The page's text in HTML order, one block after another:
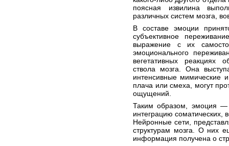
поясная извилина
различных систем мозга,
В составе эмоции
субъективное
выражение с их
эмоционального
вегетативных реакциях
ствола мозга. Она
интенсивные мимические
плача или смеха, могут
ощущений.
Таким образом, эмоция —
интеграцию соматических,
Нейронные сети,
структурам мозга. О них
информация получена о